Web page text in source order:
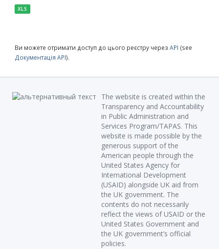
XLS
Ви можете отримати доступ до цього реєстру через API (see
Документація API).
The website is created within the
Transparency and Accountability
in Public Administration and
Services Program/TAPAS. This
website is made possible by the
generous support of the
American people through the
United States Agency for
International Development
(USAID) alongside UK aid from
the UK government. The
contents do not necessarily
reflect the views of USAID or the
United States Government and
the UK government’s official
policies.